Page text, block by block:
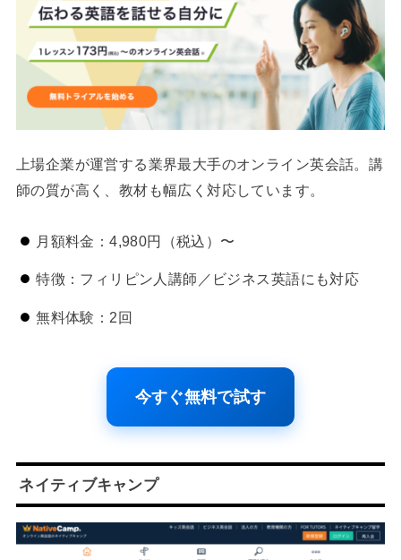
上場企業が運営する業界最大手のオンライン英会話。講
師の質が高く、教材も幅広く対応しています。
月額料金：4,980円（税込）〜
特徴：フィリピン人講師／ビジネス英語にも対応
無料体験：2回
今すぐ無料で試す
ネイティブキャンプ